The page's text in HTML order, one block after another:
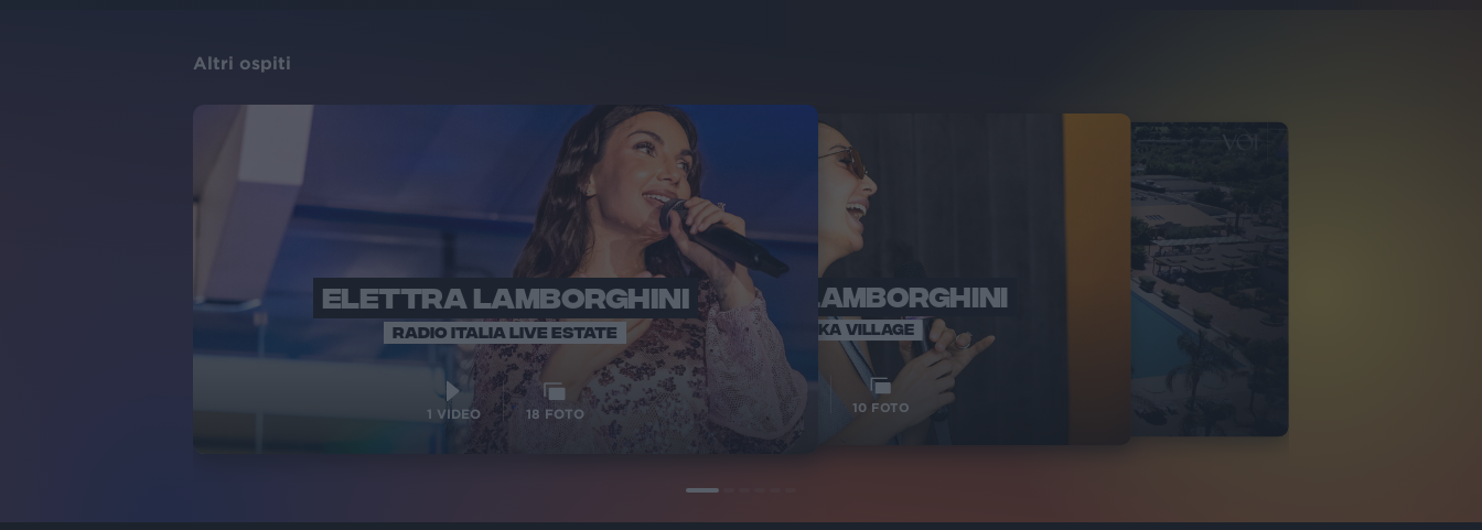
Altri ospiti
ELETTRA LAMBORGHINI
RADIO ITALIA LIVE ESTATE
1 VIDEO 18 FOTO
ELETTRA LAMBORGHINI
VOI TANKA VILLAGE
10 FOTO
RADIO ITALIA
VOI TANKA VILLAGE